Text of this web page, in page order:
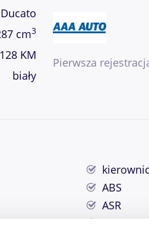
Ducato
cm3
128 KM
biały
Pierwsza
ABS
ASR